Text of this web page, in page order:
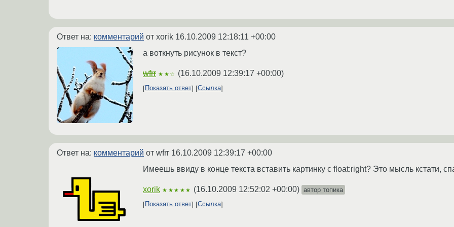
Ответ на: комментарий от xorik 16.10.2009 12:18:11 +00:00
а воткнуть рисунок в текст?
wfrr ★★☆ (16.10.2009 12:39:17 +00:00)
Показать ответ Ссылка
Ответ на: комментарий от wfrr 16.10.2009 12:39:17 +00:00
Имеешь ввиду в конце текста вставить картинку с float:right? Это мысль кстати,
xorik ★★★★★ (16.10.2009 12:52:02 +00:00) автор топика
Показать ответ
Ссылка